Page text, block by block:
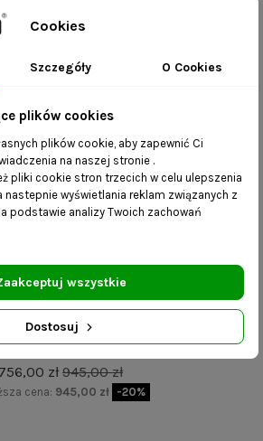
675,00 zł
Asa z półkami na buty 70 cm
756,00 zł 945,00 zł
cena: 945,00 zł -20%
Cookies
Szczegóły O Cookies
plików cookies
plików cookie, aby zapewnić Ci
na naszej stronie .
pliki cookie stron trzecich w celu ulepszenia
nastepnie wyświetlania reklam związanych z
podstawie analizy Twoich zachowań
Dostosuj
wszystkie